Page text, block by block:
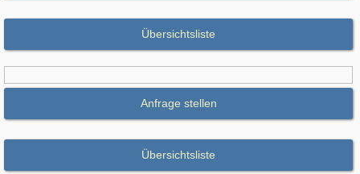
Übersichtsliste
Anfrage stellen
Übersichtsliste